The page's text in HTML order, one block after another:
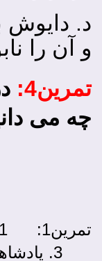
د. دایوش به تخت جمشید حمله
و آن را
تمرین4:
چه می­
تمرین1: 1. قرار دارد 2. تشریفاتی